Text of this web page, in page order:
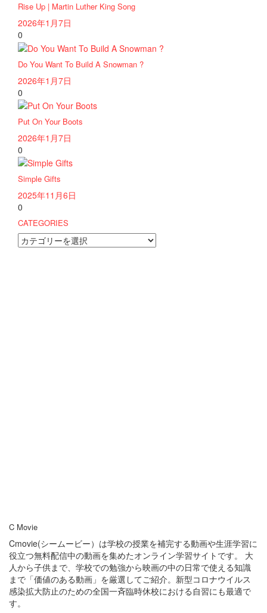
Rise Up | Martin Luther King Song
2026年1月7日
0
Do You Want To Build A Snowman ?
2026年1月7日
0
Put On Your Boots
2026年1月7日
0
Simple Gifts
2025年11月6日
0
CATEGORIES
CATEGORIES
C Movie
Cmovie(シームービー）は学校の授業を補完する動画や生涯学習に
役立つ無料配信中の動画を集めたオンライン学習サイトです。 大
人から子供まで、学校での勉強から映画の中の日常で使える知識
まで「価値のある動画」を厳選してご紹介。新型コロナウイルス
感染拡大防止のための全国一斉臨時休校における自習にも最適で
す。